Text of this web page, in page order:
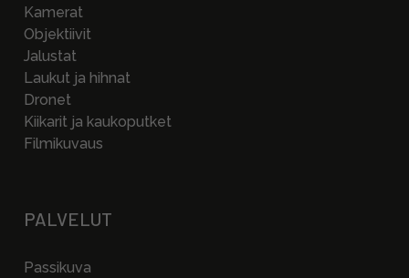
Kamerat
Objektiivit
Jalustat
Laukut ja hihnat
Dronet
Kiikarit ja kaukoputket
Filmikuvaus
PALVELUT
Passikuva